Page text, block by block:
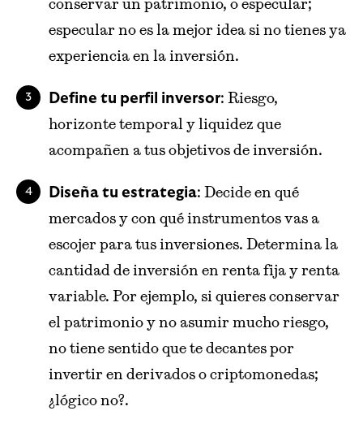
especular no es la mejor idea si no tienes ya
experiencia en la inversión.
Define tu perfil inversor: Riesgo,
horizonte temporal y liquidez que
acompañen a tus objetivos de inversión.
Diseña tu estrategia: Decide en qué
mercados y con qué instrumentos vas a
escojer para tus inversiones. Determina la
cantidad de inversión en renta fija y renta
variable. Por ejemplo, si quieres conservar
el patrimonio y no asumir mucho riesgo,
no tiene sentido que te decantes por
invertir en derivados o criptomonedas;
¿lógico no?.